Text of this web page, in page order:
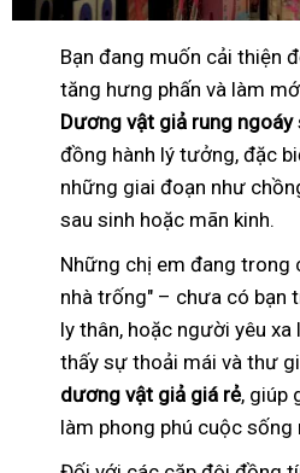
Bạn đang muốn cải thiện
tăng hưng phấn và làm
Dương vật giả rung ngoáy
đồng hành lý tưởng, đặc
những giai đoạn như
sau sinh hoặc mãn kinh.
Những chị em đang trong
nhà trống" – chưa có bạn
ly thân, hoặc người yêu
thấy sự thoải mái và thư
dương vật giả giá rẻ, giúp
làm phong phú cuộc sống